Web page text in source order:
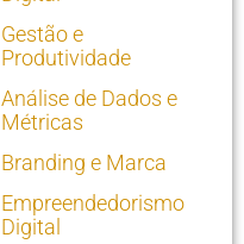
Gestão e
Produtividade
Análise de Dados e
Métricas
Branding e Marca
Empreendedorismo
Digital